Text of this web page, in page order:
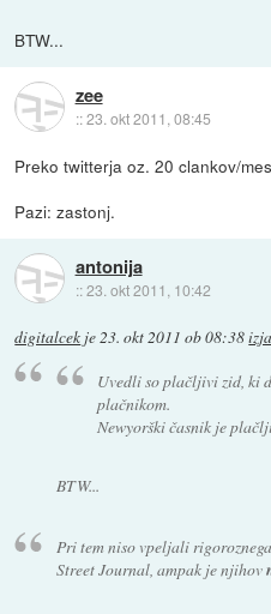
BTW...
zee
::23. okt 2011, 08:45
Preko twitterja oz. 20 clankov/
Pazi: zastonj.
antonija
::23. okt 2011, 10:42
digitalcek je23. okt 2011 ob 08:38
Uvedli so plačljivi zid, ki
plačnikom.
Newyorški časnik je
BTW...
Pri tem niso vpeljali
Street Journal, ampak je njihov